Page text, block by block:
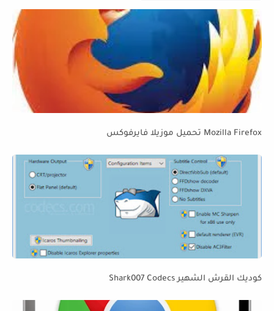
Mozilla Firefox تحميل موزيلا فايرفوكس
كوديك القرش الشهير Shark007 Codecs